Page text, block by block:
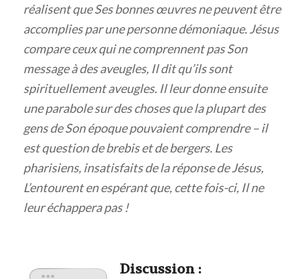
réalisent que Ses bonnes œuvres ne peuvent être
accomplies par une personne démoniaque. Jésus
compare ceux qui ne comprennent pas Son
message à des aveugles, Il dit qu’ils sont
spirituellement aveugles. Il leur donne ensuite
une parabole sur des choses que la plupart des
gens de Son époque pouvaient comprendre – il
est question de brebis et de bergers. Les
pharisiens, insatisfaits de la réponse de Jésus,
L’entourent en espérant que, cette fois-ci, Il ne
leur échappera pas !
Discussion :